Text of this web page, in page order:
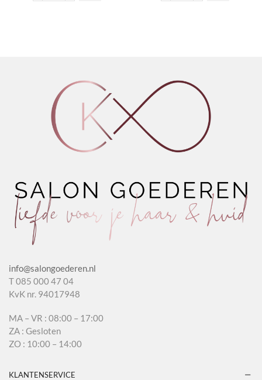
info@salongoederen.nl
T 085 000 47 04
KvK nr. 94017948
MA – VR : 08:00 – 17:00
ZA : Gesloten
ZO : 10:00 – 14:00
KLANTENSERVICE